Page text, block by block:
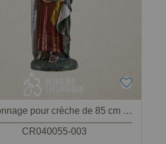
Personnage pour crèche de 85 cm : Roi Mage Melchior
CR040055-003